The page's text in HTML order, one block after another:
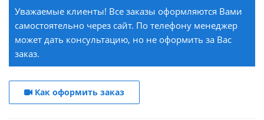
Уважаемые клиенты! Все заказы оформляются Вами
самостоятельно через сайт. По телефону менеджер
может дать консультацию, но не оформить за Вас
заказ.
Как оформить заказ